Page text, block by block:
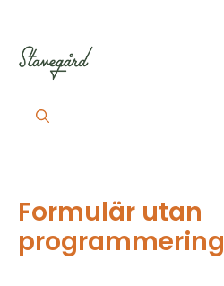
innehåll
Formulär utan
programmering